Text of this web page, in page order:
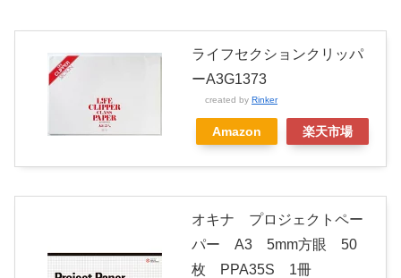
ライフセクションクリッパ
ーA3G1373
created by Rinker
Amazon 楽天市場
オキナ プロジェクトペー
パー A3 5mm方眼 50
枚 PPA35S 1冊